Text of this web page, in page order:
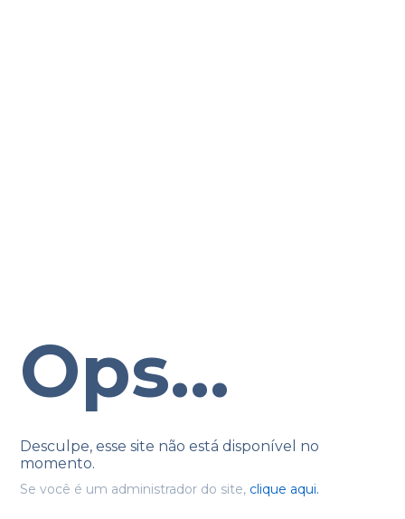
Ops...
Desculpe, esse site não está disponível no
momento.
Se você é um administrador do site, clique aqui.